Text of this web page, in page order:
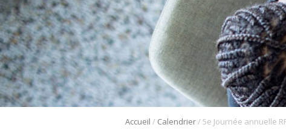
Accueil / Calendrier/